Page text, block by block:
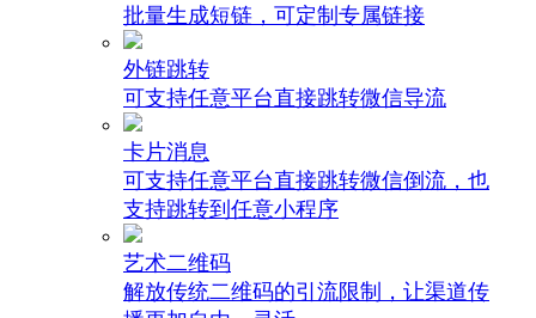
批量生成短链，可定制专属链接
外链跳转
可支持任意平台直接跳转微信导流
卡片消息
可支持任意平台直接跳转微信倒流，也
支持跳转到任意小程序
艺术二维码
解放传统二维码的引流限制，让渠道传